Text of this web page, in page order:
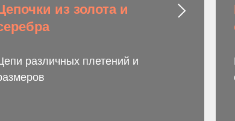
из золота и
различных плетений и